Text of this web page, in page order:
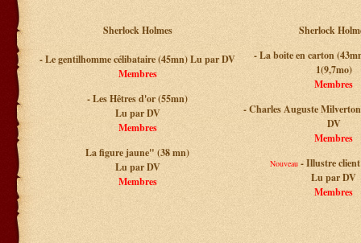
Sherlock Holmes
- Le gentilhomme célibataire (45mn) Lu par DV
Membres
- Les Hêtres d'or (55mn)
Lu par DV
Membres
La figure jaune" (38 mn)
Lu par DV
Membres
Sherlock
- La boite en carton
1(9,7mo)
Membres
- Charles Auguste
DV
Membres
Nouveau- Illustre
Lu par DV
Membres